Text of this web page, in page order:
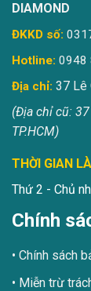
DIAMOND
ĐKKD số:
Hotline: 0948
Địa chỉ: 37 Lê
(Địa chỉ cũ:
TP.HCM)
THỜI GIAN
Thứ 2 - Chủ
Chính
Chính sách
Miễn trừ